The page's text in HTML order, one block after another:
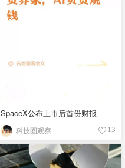
SpaceX公布上市后首份财报
科技圈观察 13